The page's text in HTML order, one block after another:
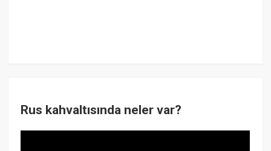
Rus kahvaltısında neler var?